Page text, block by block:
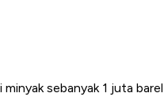
sebanyak 1 juta barel